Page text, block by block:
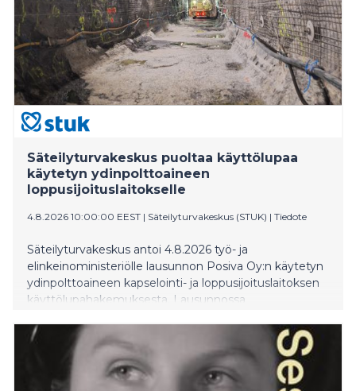
Säteilyturvakeskus puoltaa käyttölupaa
käytetyn ydinpolttoaineen
loppusijoituslaitokselle
4.8.2026 10:00:00 EEST | Säteilyturvakeskus (STUK) | Tiedote
Säteilyturvakeskus antoi 4.8.2026 työ- ja
elinkeinoministeriölle lausunnon Posiva Oy:n käytetyn
ydinpolttoaineen kapselointi- ja loppusijoituslaitoksen
käyttölupahakemuksesta. Lausunnossa
myöntämisen edellyttämät turvallisuusvaatimukset
täyttyvät. Kyseessä on ensimmäinen kerta
maailmassa, kun käytetyn ydinpolttoaineen
geologinen loppusijoituslaitos on edennyt